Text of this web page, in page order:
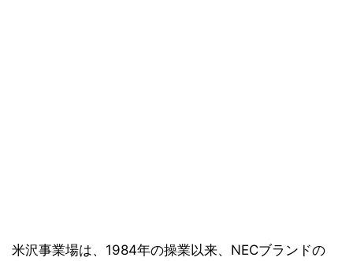
米沢事業場は、1984年の操業以来、NECブランドの